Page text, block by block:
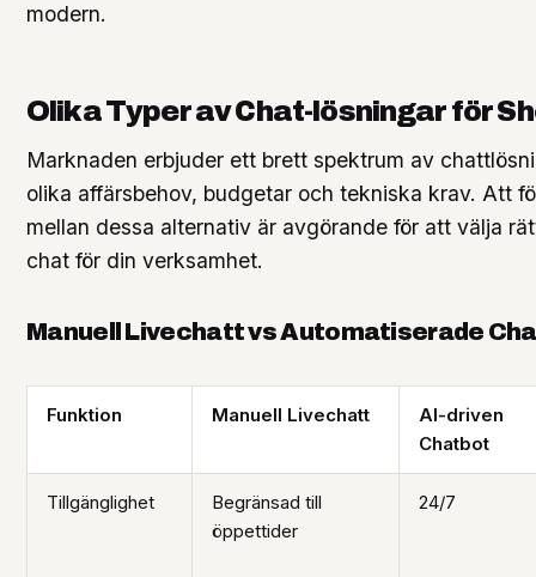
modern.
Olika Typer av Chat-lösningar för
Marknaden erbjuder ett brett spektrum av
olika affärsbehov, budgetar och tekniska krav. Att
mellan dessa alternativ är avgörande för att välja
chat för din verksamhet.
Manuell Livechatt vs Automatiserade
Funktion Manuell Livechatt
AI-driven
Chatbot
Tillgänglighet
Begränsad till
öppettider
24/7